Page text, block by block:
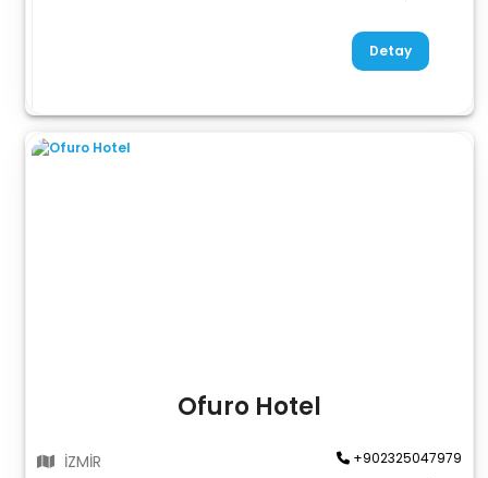
Detay
Ofuro Hotel
İZMİR +902325047979